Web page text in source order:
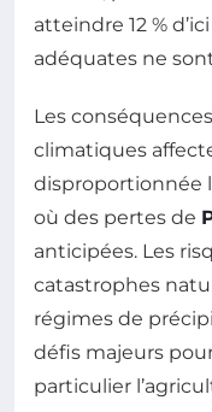
atteindre 12 %
adéquates ne
Les
climatiques
disproportionnée
où des pertes de
anticipées. Les
catastrophes
régimes de
défis majeurs
particulier